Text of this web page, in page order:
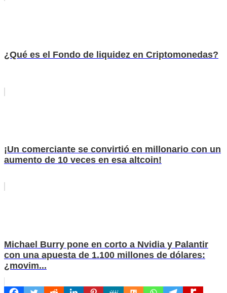
¿Qué es el Fondo de liquidez en Criptomonedas?
¡Un comerciante se convirtió en millonario con un
aumento de 10 veces en esa altcoin!
Michael Burry pone en corto a Nvidia y Palantir
con una apuesta de 1.100 millones de dólares:
¿movim...